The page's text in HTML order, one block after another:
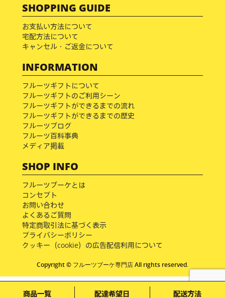
SHOPPING GUIDE
お支払い方法について
宅配方法について
キャンセル・ご返金について
INFORMATION
フルーツギフトについて
フルーツギフトのご利用シーン
フルーツギフトができるまでの流れ
フルーツギフトができるまでの歴史
フルーツブログ
フルーツ百科事典
メディア掲載
SHOP INFO
フルーツブーケとは
コンセプト
お問い合わせ
よくあるご質問
特定商取引法に基づく表示
プライバシーポリシー
クッキー（cookie）の広告配信利用について
Copyright © フルーツブーケ専門店 All rights reserved.
商品一覧 配達希望日 配送方法